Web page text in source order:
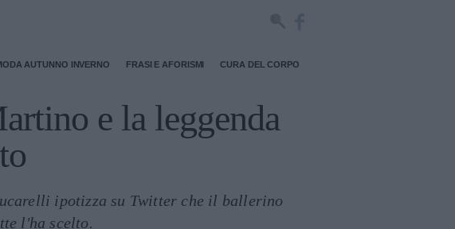
AUTUNNO INVERNO FRASI E AFORISMI CURA DEL CORPO
e la leggenda
ipotizza su Twitter che il ballerino
l'ha scelto.